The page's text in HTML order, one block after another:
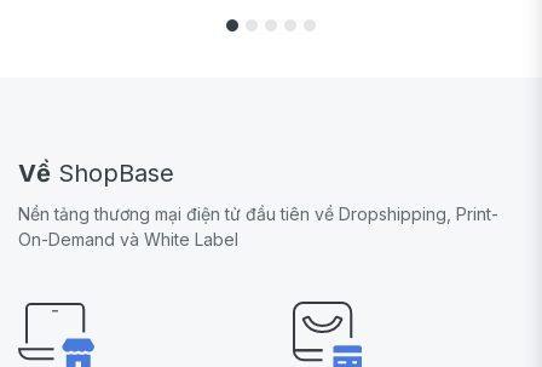
Về ShopBase
Nền tảng thương mại điện tử đầu tiên về Dropshipping, Print-
On-Demand và White Label